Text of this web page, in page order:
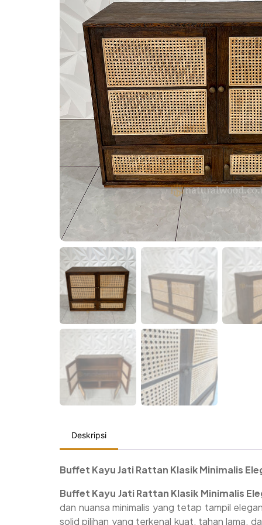
Deskripsi
Buffet Kayu Jati Rattan Klasik Minimalis
Buffet Kayu Jati Rattan Klasik Minimalis
dan nuansa minimalis yang tetap tampil
solid pilihan yang terkenal kuat, tahan lama,